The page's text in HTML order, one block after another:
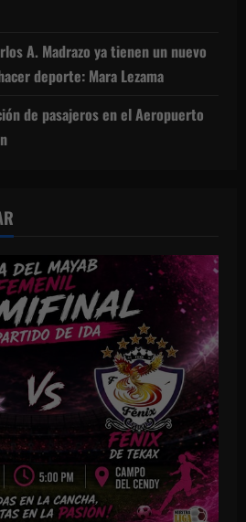
A. Madrazo ya tienen un nuevo
deporte: Mara Lezama
de pasajeros en el Aeropuerto